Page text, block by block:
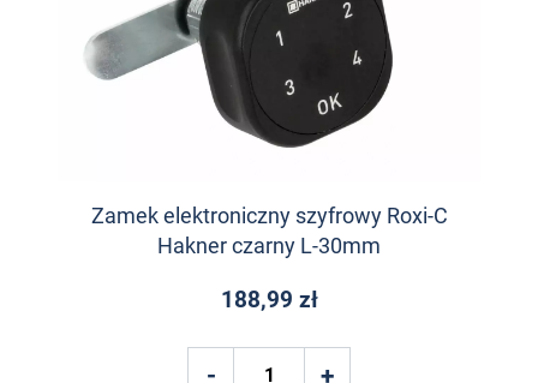
Zamek elektroniczny szyfrowy Roxi-C
Hakner czarny L-30mm
188,99 zł